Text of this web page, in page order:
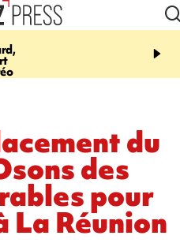
08:53
Jour de
2026 - bouger,
du
des
pour
La Réunion